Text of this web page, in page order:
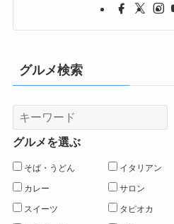
グルメ検索
グルメを選ぶ
そば・うどん イタリアン
カレー サロン
スイーツ タピオカ